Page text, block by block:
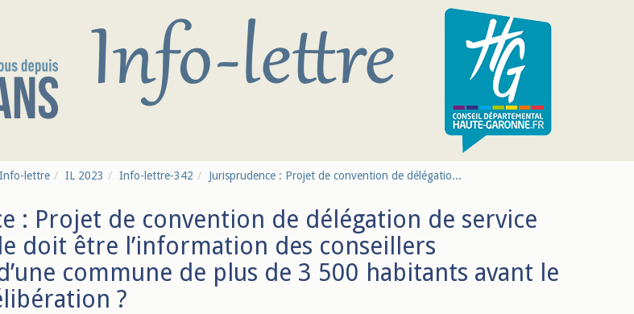
Info-lettre IL 2023 Info-lettre-342 Jurisprudence : Projet de convention de délégatio...
: Projet de convention de délégation de service
doit être l’information des conseillers
commune de plus de 3 500 habitants avant le
?